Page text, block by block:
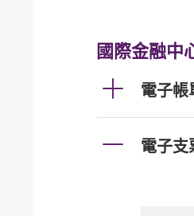
國際金融中
電子帳
電子支